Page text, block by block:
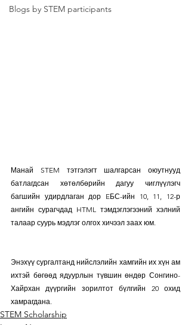
Blogs by STEM participants
Манай STEM тэтгэлэгт шалгарсан оюутнууд
батлагдсан хөтөлбөрийн дагуу чиглүүлэгч
багшийн удирдлаган дор EБС-ийн 10, 11, 12-р
ангийн сурагчдад HTML тэмдэглэгээний хэлний
талаар суурь мэдлэг олгох хичээл заах юм.
Энэхүү сургалтанд нийслэлийн хамгийн их хүн ам
ихтэй бөгөөд ядуурлын түвшин өндөр Сонгино-
Хайрхан дүүргийн зорилтот бүлгийн 20 охид
хамрагдана.
STEM Scholarship